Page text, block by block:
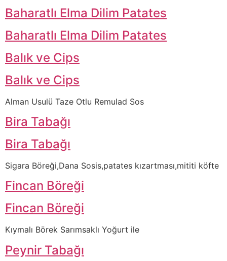
Baharatlı Elma Dilim Patates
Baharatlı Elma Dilim Patates
Balık ve Cips
Balık ve Cips
Alman Usulü Taze Otlu Remulad Sos
Bira Tabağı
Bira Tabağı
Sigara Böreği,Dana Sosis,patates kızartması,mititi köfte
Fincan Böreği
Fincan Böreği
Kıymalı Börek Sarımsaklı Yoğurt ile
Peynir Tabağı